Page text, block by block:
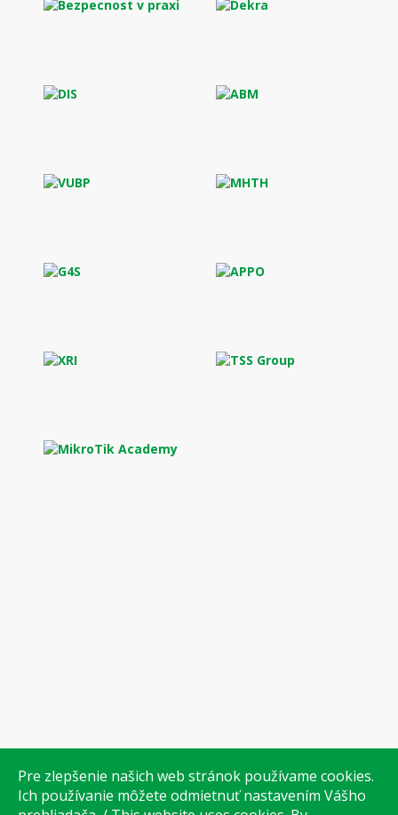
Pre zlepšenie našich web stránok používame cookies.
Ich používanie môžete odmietnuť nastavením Vášho